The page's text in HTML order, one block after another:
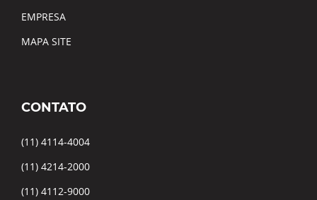
EMPRESA
MAPA SITE
CONTATO
(11) 4114-4004
(11) 4214-2000
(11) 4112-9000